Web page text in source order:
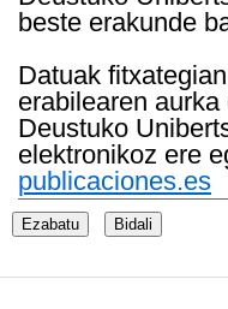
beste erakunde
Datuak
erabilearen
Deustuko
elektronikoz ere
publicaciones.es
Ezabatu Bidali